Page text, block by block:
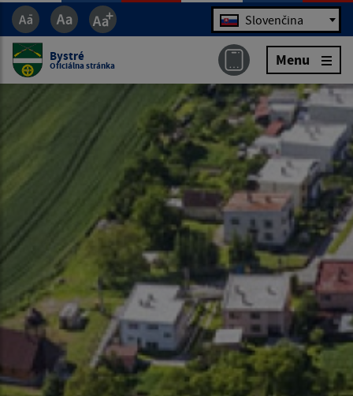
Jazyk Slovenčina
Bystré
Oficiálna stránka Menu